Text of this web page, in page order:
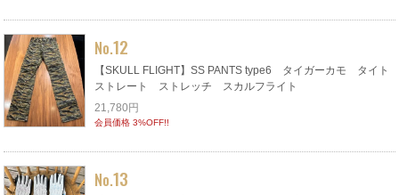
No.12
【SKULL FLIGHT】SS PANTS type6 タイガーカモ タイト
ストレート ストレッチ スカルフライト
21,780円
会員価格 3%OFF!!
No.13